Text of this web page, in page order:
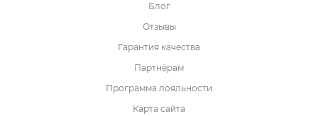
Блог
Отзывы
Гарантия качества
Партнёрам
Программа лояльности
Карта сайта